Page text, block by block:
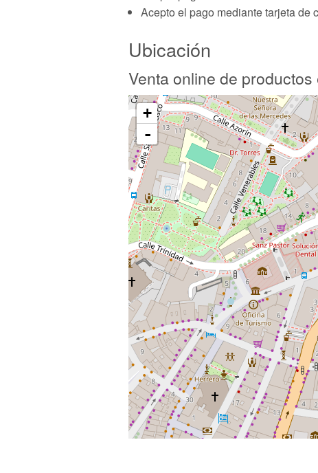
Acepto el pago mediante tarjeta de
Ubicación
Venta online de
+
-